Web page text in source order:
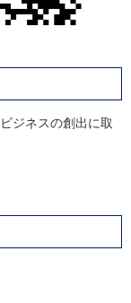
ジネスの創出に取